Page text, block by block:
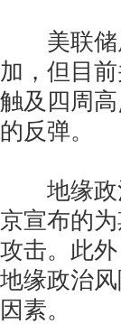
美联储周
加，但目
触及四周
的反弹。
地缘政治
京宣布的
攻击。此
地缘政治
因素。